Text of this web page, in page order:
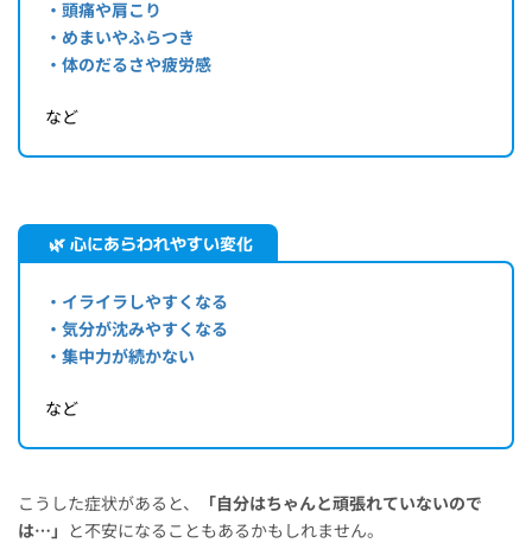
・頭痛や肩こり
・めまいやふらつき
・体のだるさや疲労感
など
🌿 心にあらわれやすい変化
・イライラしやすくなる
・気分が沈みやすくなる
・集中力が続かない
など
こうした症状があると、
「自分はちゃんと頑張れていないので
は…」 と不安になることもあるかもしれません。